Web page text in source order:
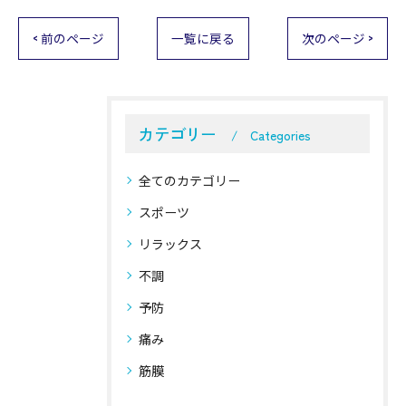
< 前のページ 一覧に戻る 次のページ >
カテゴリー Categories
全てのカテゴリー
スポーツ
リラックス
不調
予防
痛み
筋膜